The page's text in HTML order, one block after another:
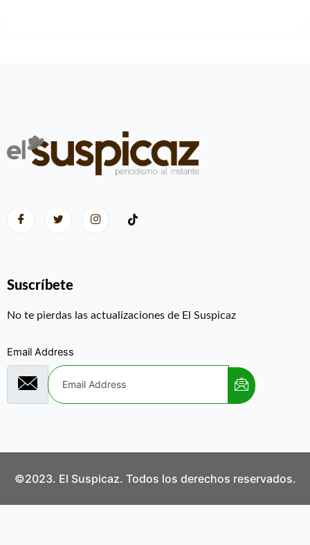
Suscríbete
No te pierdas las actualizaciones de El Suspicaz
Email Address
©2023. El Suspicaz. Todos los derechos reservados.